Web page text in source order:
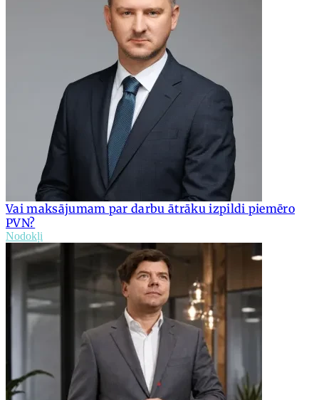
Vai maksājumam par darbu ātrāku izpildi piemēro
PVN?
Nodokļi